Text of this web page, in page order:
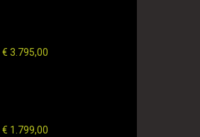
€ 3.795,00
€ 1.799,00